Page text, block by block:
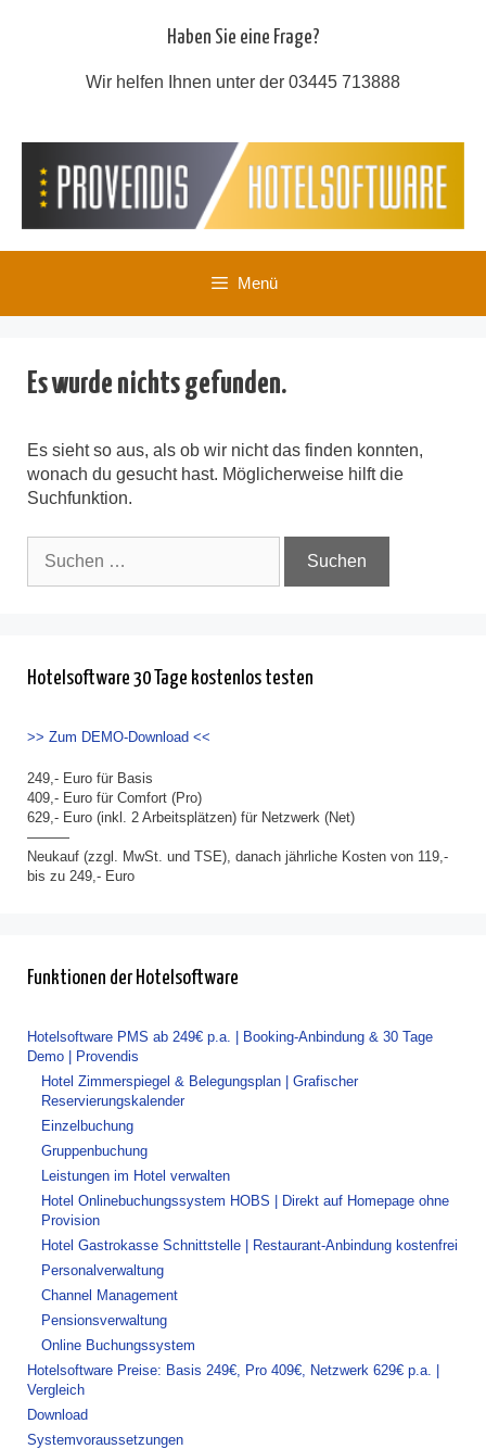
Haben Sie eine Frage?
Wir helfen Ihnen unter der 03445 713888
Menü
Es wurde nichts gefunden.
Es sieht so aus, als ob wir nicht das finden konnten,
wonach du gesucht hast. Möglicherweise hilft die
Suchfunktion.
nach:
Hotelsoftware 30 Tage kostenlos testen
>> Zum DEMO-Download <<
249,- Euro für Basis
409,- Euro für Comfort (Pro)
629,- Euro (inkl. 2 Arbeitsplätzen) für Netzwerk (Net)
———
Neukauf (zzgl. MwSt. und TSE), danach jährliche Kosten von 119,-
bis zu 249,- Euro
Funktionen der Hotelsoftware
Hotelsoftware PMS ab 249€ p.a. | Booking-Anbindung & 30 Tage
Demo | Provendis
Hotel Zimmerspiegel & Belegungsplan | Grafischer
Reservierungskalender
Einzelbuchung
Gruppenbuchung
Leistungen im Hotel verwalten
Hotel Onlinebuchungssystem HOBS | Direkt auf Homepage ohne
Provision
Hotel Gastrokasse Schnittstelle | Restaurant-Anbindung kostenfrei
Personalverwaltung
Channel Management
Pensionsverwaltung
Online Buchungssystem
Hotelsoftware Preise: Basis 249€, Pro 409€, Netzwerk 629€ p.a. |
Vergleich
Download
Systemvoraussetzungen